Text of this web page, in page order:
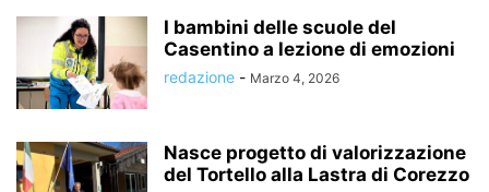
I bambini delle scuole del
Casentino a lezione di emozioni
redazione - Marzo 4, 2026
Nasce progetto di valorizzazione
del Tortello alla Lastra di Corezzo